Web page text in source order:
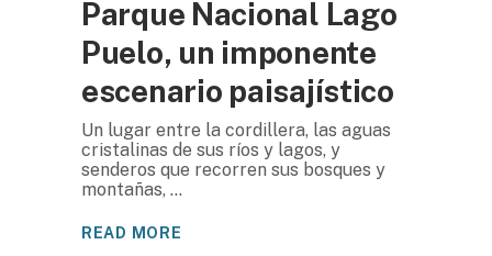
Parque Nacional Lago
Puelo, un imponente
escenario paisajístico
Un lugar entre la cordillera, las aguas
cristalinas de sus ríos y lagos, y
senderos que recorren sus bosques y
montañas,
READ MORE